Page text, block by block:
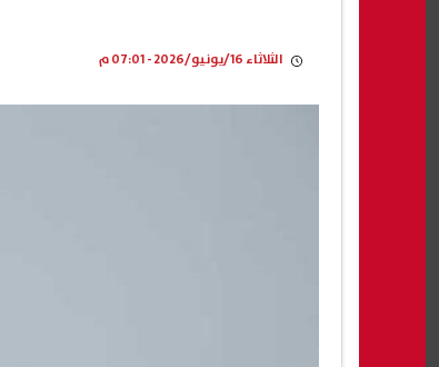
الثلاثاء 16/يونيو/2026 - 07:01 م